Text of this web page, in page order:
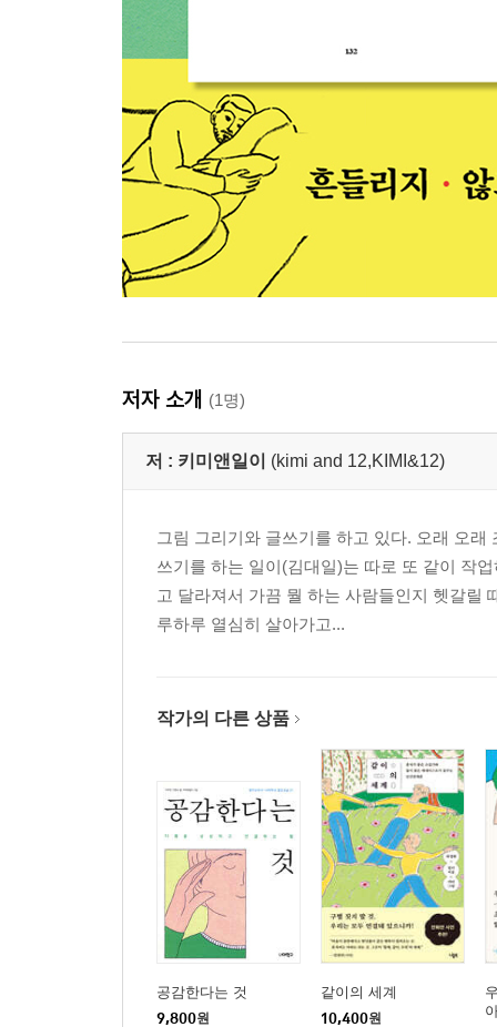
저자 소개 (1명)
저 : 키미앤일이 (kimi and 12,KIMI&12)
그림 그리기와 글쓰기를 하고 있다. 오래 오
쓰기를 하는 일이(김대일)는 따로 또 같이 작
고 달라져서 가끔 뭘 하는 사람들인지 헷갈릴
루하루 열심히 살아가고...
작가의 다른 상품
공감한다는 것
9,800원
같이의 세계
10,400원